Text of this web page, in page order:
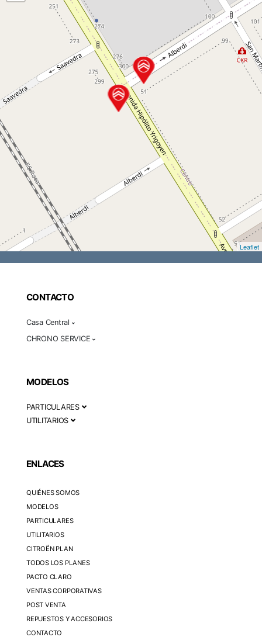
Leaflet
CONTACTO
Casa Central
CHRONO SERVICE
MODELOS
PARTICULARES
UTILITARIOS
ENLACES
QUIÉNES SOMOS
MODELOS
PARTICULARES
UTILITARIOS
CITROËN PLAN
TODOS LOS PLANES
PACTO CLARO
VENTAS CORPORATIVAS
POST VENTA
REPUESTOS Y ACCESORIOS
CONTACTO